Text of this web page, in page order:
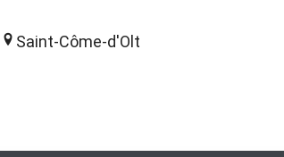
Saint-Côme-d'Olt